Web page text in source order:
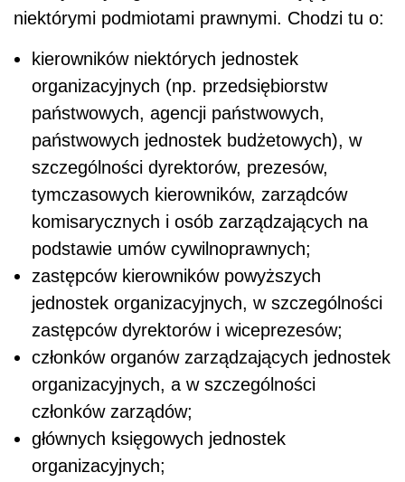
niektórymi podmiotami prawnymi. Chodzi tu o:
kierowników niektórych jednostek
organizacyjnych (np. przedsiębiorstw
państwowych, agencji państwowych,
państwowych jednostek budżetowych), w
szczególności dyrektorów, prezesów,
tymczasowych kierowników, zarządców
komisarycznych i osób zarządzających na
podstawie umów cywilnoprawnych;
zastępców kierowników powyższych
jednostek organizacyjnych, w szczególności
zastępców dyrektorów i wiceprezesów;
członków organów zarządzających jednostek
organizacyjnych, a w szczególności
członków zarządów;
głównych księgowych jednostek
organizacyjnych;